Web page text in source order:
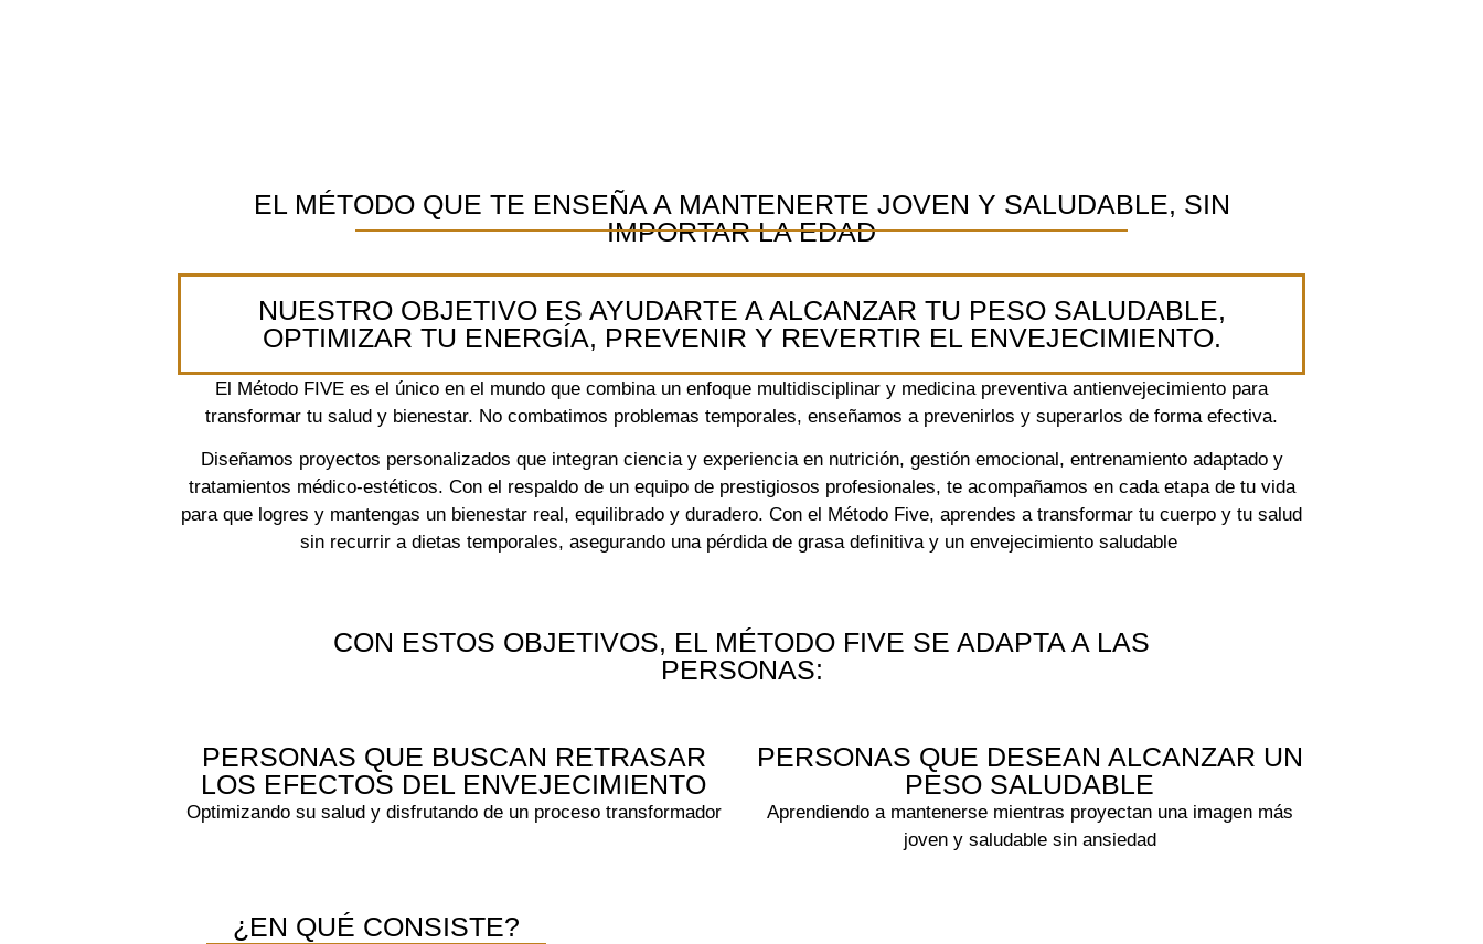
EL MÉTODO QUE TE ENSEÑA A MANTENERTE JOVEN Y SALUDABLE, SIN
IMPORTAR LA EDAD
NUESTRO OBJETIVO ES AYUDARTE A ALCANZAR TU PESO SALUDABLE,
OPTIMIZAR TU ENERGÍA, PREVENIR Y REVERTIR EL ENVEJECIMIENTO.
El Método FIVE es el único en el mundo que combina un enfoque multidisciplinar y medicina preventiva antienvejecimiento para
transformar tu salud y bienestar. No combatimos problemas temporales, enseñamos a prevenirlos y superarlos de forma efectiva.
Diseñamos proyectos personalizados que integran ciencia y experiencia en nutrición, gestión emocional, entrenamiento adaptado y
tratamientos médico-estéticos. Con el respaldo de un equipo de prestigiosos profesionales, te acompañamos en cada etapa de tu vida
para que logres y mantengas un bienestar real, equilibrado y duradero. Con el Método Five, aprendes a transformar tu cuerpo y tu salud
sin recurrir a dietas temporales, asegurando una pérdida de grasa definitiva y un envejecimiento saludable
CON ESTOS OBJETIVOS, EL MÉTODO FIVE SE ADAPTA A LAS
PERSONAS:
PERSONAS QUE BUSCAN RETRASAR
LOS EFECTOS DEL ENVEJECIMIENTO
Optimizando su salud y disfrutando de un proceso transformador
PERSONAS QUE DESEAN ALCANZAR UN
PESO SALUDABLE
Aprendiendo a mantenerse mientras proyectan una imagen más
joven y saludable sin ansiedad
¿EN QUÉ CONSISTE?